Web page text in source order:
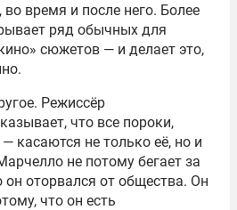
время и после него. Более
ряд обычных для
сюжетов — и делает это,
Режиссёр
что все пороки,
касаются не только её, но и
не потому бегает за
оторвался от общества. Он
что он есть